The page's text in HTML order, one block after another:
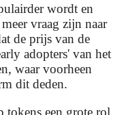
wordt en
vraag zijn naar
de prijs van de
adopters' van het
waar voorheen
dit deden.
tokens een grote rol